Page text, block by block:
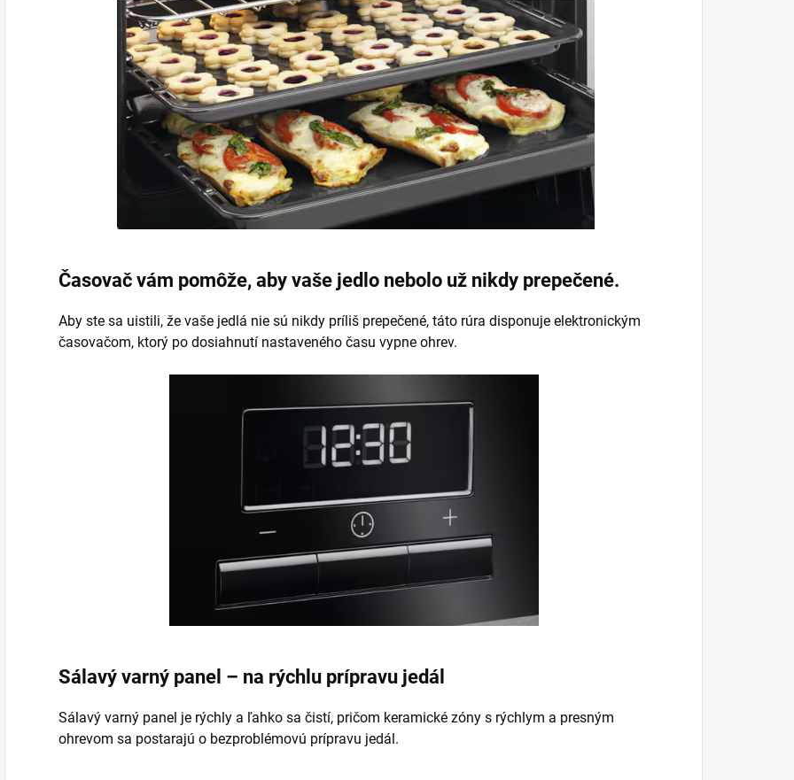
Časovač vám pomôže, aby vaše jedlo nebolo už nikdy prepečené.
Aby ste sa uistili, že vaše jedlá nie sú nikdy príliš prepečené, táto rúra disponuje elektronickým
časovačom, ktorý po dosiahnutí nastaveného času vypne ohrev.
Sálavý varný panel – na rýchlu prípravu jedál
Sálavý varný panel je rýchly a ľahko sa čistí, pričom keramické zóny s rýchlym a presným
ohrevom sa postarajú o bezproblémovú prípravu jedál.